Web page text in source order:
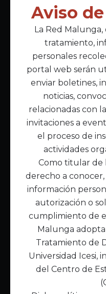
Acepto lapolítica
Enlaces Principales
Inicio
Acerca de Malunga
Nuestra misión
Quiénes somos
Enlaces de interés
Publicaciones
Noticias
Contáctanos
Política de
Aviso
La Red Malunga,
tratamiento,
personales
portal web serán
enviar boletines,
noticias,
relacionadas con
invitaciones a
el proceso de
actividades
Como titular de
derecho a
información
autorización o
cumplimiento de
Malunga
Tratamiento de
Universidad Icesi,
del Centro de